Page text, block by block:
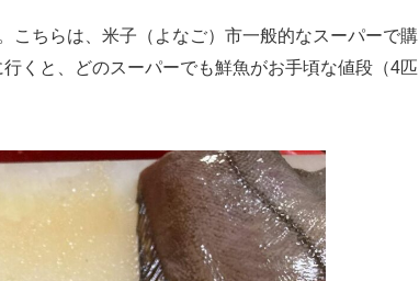
こちらは、米子（よなご）市一般的なスーパーで購
くと、どのスーパーでも鮮魚がお手頃な値段（4匹